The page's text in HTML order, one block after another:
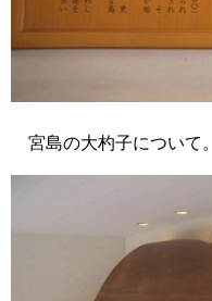
宮島の大杓子について。